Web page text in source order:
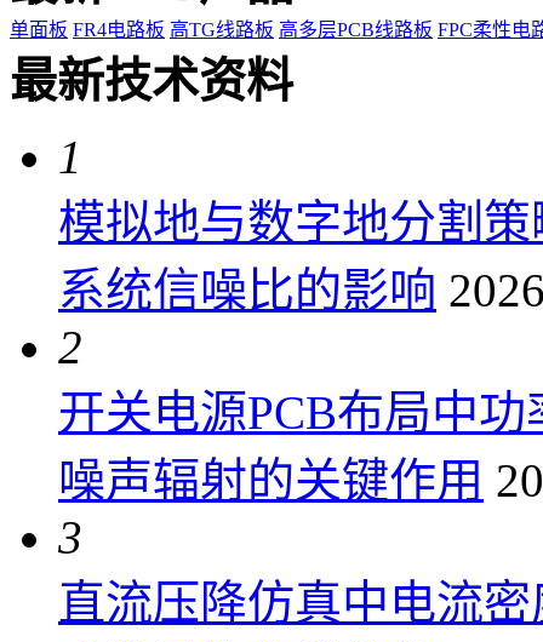
单面板 FR4电路板 高TG线路板 高多层PCB线路板 FPC柔性电
最新技术资料
1
模拟地与数字地分割
系统信噪比的影响
2
开关电源PCB布局中
噪声辐射的关键作用
3
直流压降仿真中电流